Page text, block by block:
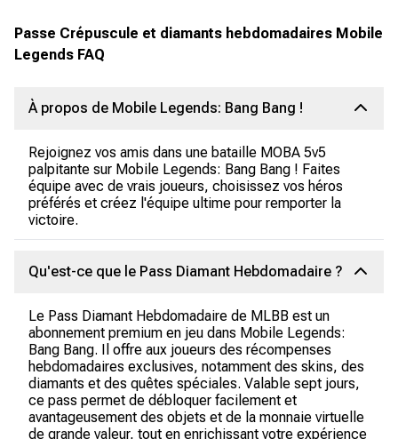
Passe Crépuscule et diamants hebdomadaires Mobile
Legends FAQ
À propos de Mobile Legends: Bang Bang !
Rejoignez vos amis dans une bataille MOBA 5v5
palpitante sur Mobile Legends: Bang Bang ! Faites
équipe avec de vrais joueurs, choisissez vos héros
préférés et créez l'équipe ultime pour remporter la
victoire.
Qu'est-ce que le Pass Diamant Hebdomadaire ?
Le Pass Diamant Hebdomadaire de MLBB est un
abonnement premium en jeu dans Mobile Legends:
Bang Bang. Il offre aux joueurs des récompenses
hebdomadaires exclusives, notamment des skins, des
diamants et des quêtes spéciales. Valable sept jours,
ce pass permet de débloquer facilement et
avantageusement des objets et de la monnaie virtuelle
de grande valeur, tout en enrichissant votre expérience